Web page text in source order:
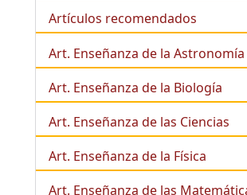
Artículos recomendados
Art. Enseñanza de la Astronomía
Art. Enseñanza de la Biología
Art. Enseñanza de las Ciencias
Art. Enseñanza de la Física
Art. Enseñanza de las